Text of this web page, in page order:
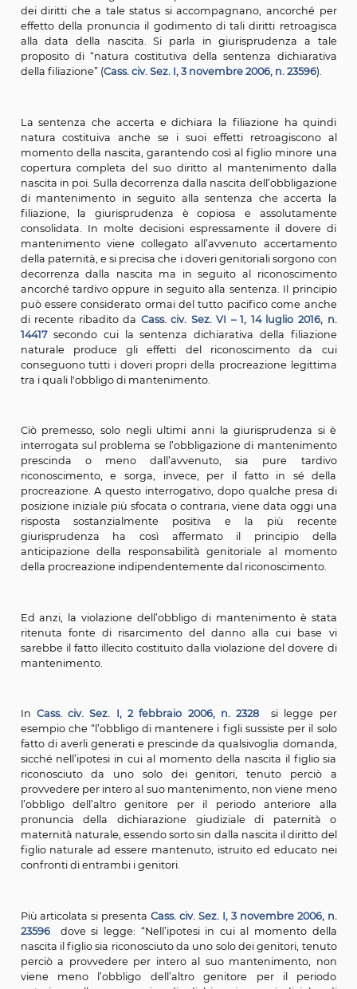
tra entrambi i genitori, essendo entrambi tenuti al
mantenere il figlio.
dichiarativa nel senso che la sentenza accerta uno
attribuisce al figlio naturale tutti i diritti con
retroattiva, sin dal momento della nascita. L’esercizio
connessi a tale status non può peraltro
dall’accertamento giudiziale o dal riconoscimento
dal genitore. In quanto attributiva di uno status e dei
esso connessi, la sentenza va pertanto
costitutiva, nel senso che senza di essa lo status
naturale non sorge e non vi può essere
dei diritti che a tale status si accompagnano,
effetto della pronuncia il godimento di tali diritti
alla data della nascita. Si parla in
proposito di “natura costitutiva della sentenza
della filiazione” ( Cass. civ. Sez. I, 3 novembre 2006, n.
natura costituiva anche se i suoi effetti
momento della nascita, garantendo così al figlio
copertura completa del suo diritto al
nascita in poi. Sulla decorrenza dalla nascita
di mantenimento in seguito alla sentenza che
filiazione, la giurisprudenza è copiosa e
consolidata. In molte decisioni espressamente il
mantenimento viene collegato all’avvenuto
della paternità, e si precisa che i doveri genitoriali
può essere considerato ormai del tutto pacifico come
di recente ribadito da Cass. civ. Sez. VI – 1, 14 luglio
14417secondo cui la sentenza dichiarativa della
tra i quali l'obbligo di mantenimento.
Ciò premesso, solo negli ultimi anni la
interrogata sul problema se l’obbligazione di
prescinda o meno dall’avvenuto, sia pure
riconoscimento, e sorga, invece, per il fatto in
procreazione. A questo interrogativo, dopo qualche
posizione iniziale più sfocata o contraria, viene data
anticipazione della responsabilità genitoriale al
della procreazione indipendentemente dal